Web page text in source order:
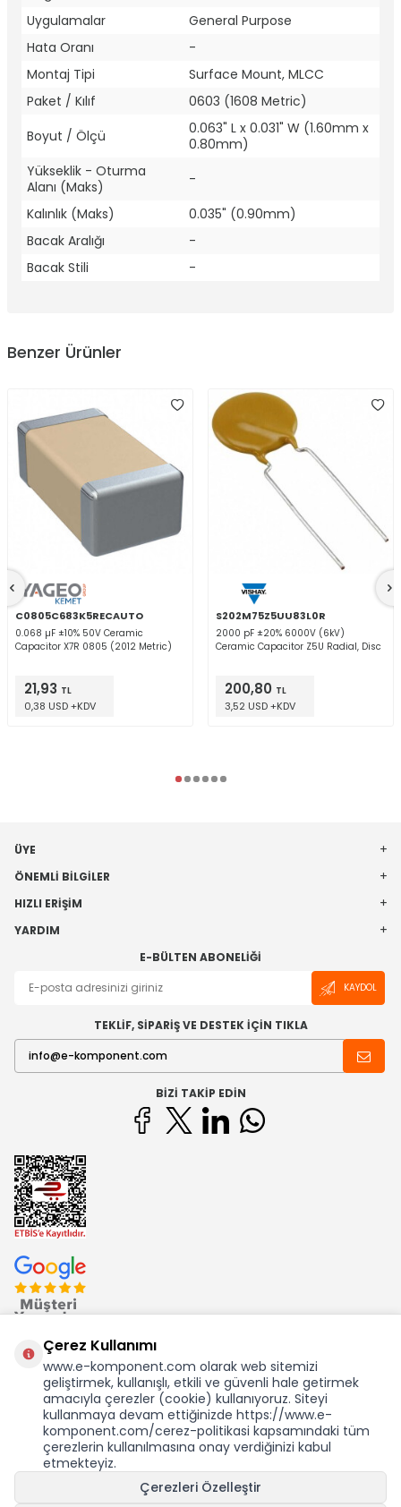
KDV Dahil Birim Fiyat
Uygulamalar
General Purpose
Hata Oranı
-
Montaj Tipi
Surface Mount, MLCC
Paket / Kılıf
0603 (1608 Metric)
Boyut / Ölçü
0.063" L x 0.031" W (1.60mm x
0.80mm)
Yükseklik - Oturma
Alanı (Maks)
-
Kalınlık (Maks)
0.035" (0.90mm)
Bacak Aralığı
-
Bacak Stili
-
Benzer Ürünler
C0805C683K5RECAUTO
0.068 µF ±10% 50V Ceramic
Capacitor X7R 0805 (2012 Metric)
21,93 TL
0,38 USD +KDV
S202M75Z5UU83L0R
2000 pF ±20% 6000V (6kV)
Ceramic Capacitor Z5U Radial, Disc
200,80 TL
3,52 USD +KDV
ÜYE
ÖNEMLI BILGILER
HIZLI ERIŞIM
YARDIM
E-BÜLTEN ABONELIĞI
KAYDOL
TEKLİF, SİPARİŞ VE DESTEK İÇİN TIKLA
BIZI TAKIP EDIN
Ekom Elk. Elektronik San. ve Tic. A.Ş.'nin Tescilli Bir Markasıdır
Çerez Kullanımı
www.e-komponent.com olarak web sitemizi
geliştirmek, kullanışlı, etkili ve güvenli hale getirmek
amacıyla çerezler (cookie) kullanıyoruz. Siteyi
kullanmaya devam ettiğinizde https://www.e-
komponent.com/cerez-politikasi kapsamındaki tüm
çerezlerin kullanılmasına onay verdiğinizi kabul
etmekteyiz.
Çerezleri Özelleştir